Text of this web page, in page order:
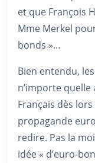
et que François
Mme Merkel
bonds »…
Bien entendu,
n’importe
Français dès
propagande
redire. Pas la
idée « d’euro-